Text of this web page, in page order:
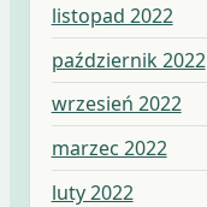
listopad 2022
październik 2022
wrzesień 2022
marzec 2022
luty 2022